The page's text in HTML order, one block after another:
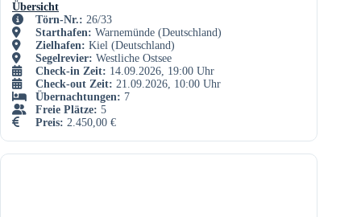
Übersicht
Törn-Nr.: 26/33
Starthafen: Warnemünde (Deutschland)
Zielhafen: Kiel (Deutschland)
Segelrevier: Westliche Ostsee
Check-in Zeit: 14.09.2026, 19:00 Uhr
Check-out Zeit: 21.09.2026, 10:00 Uhr
Übernachtungen: 7
Freie Plätze: 5
Preis: 2.450,00 €